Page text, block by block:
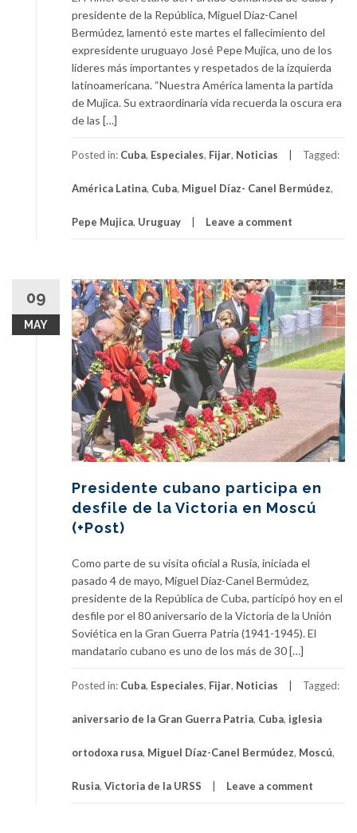
presidente de la República, Miguel Díaz-Canel
Bermúdez, lamentó este martes el fallecimiento del
expresidente uruguayo José Pepe Mujica, uno de los
líderes más importantes y respetados de la izquierda
latinoamericana. “Nuestra América lamenta la partida
de Mujica. Su extraordinaria vida recuerda la oscura era
de las […]
Posted in: Cuba, Especiales, Fijar, Noticias Tagged:
América Latina, Cuba, Miguel Díaz- Canel Bermúdez,
Pepe Mujica, Uruguay Leave a comment
09
MAY
Presidente cubano participa en
desfile de la Victoria en Moscú
(+Post)
Como parte de su visita oficial a Rusia, iniciada el
pasado 4 de mayo, Miguel Díaz-Canel Bermúdez,
presidente de la República de Cuba, participó hoy en el
desfile por el 80 aniversario de la Victoria de la Unión
Soviética en la Gran Guerra Patria (1941-1945). El
mandatario cubano es uno de los más de 30 […]
Posted in: Cuba, Especiales, Fijar, Noticias Tagged:
aniversario de la Gran Guerra Patria, Cuba, iglesia
ortodoxa rusa, Miguel Díaz-Canel Bermúdez, Moscú,
Rusia, Victoria de la URSS Leave a comment